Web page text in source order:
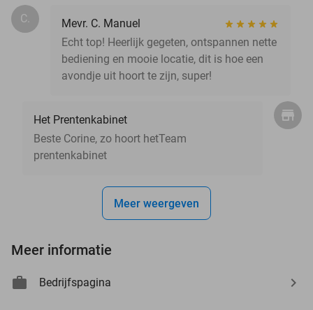
C.
Mevr. C. Manuel
Echt top! Heerlijk gegeten, ontspannen nette
bediening en mooie locatie, dit is hoe een
avondje uit hoort te zijn, super!
Het Prentenkabinet
Beste Corine, zo hoort hetTeam
prentenkabinet
Meer weergeven
Meer informatie
Bedrijfspagina